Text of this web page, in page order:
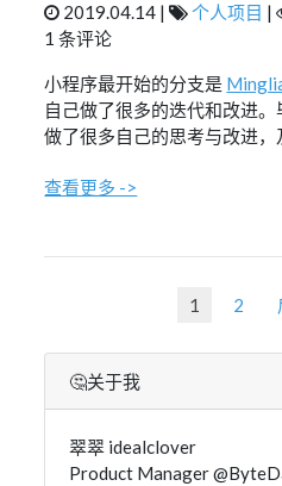
2019.04.14 | 个人项目 |
1 条评论
小程序最开始的分支是
自己做了很多的迭代和改进
做了很多自己的思考与改进，
查看更多 ->
1 2
🤔关于我
翠翠 idealclover
Product Manager